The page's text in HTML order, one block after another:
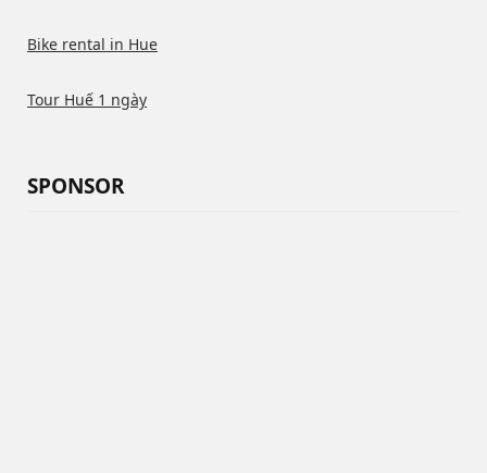
Bike rental in Hue
Tour Huế 1 ngày
SPONSOR